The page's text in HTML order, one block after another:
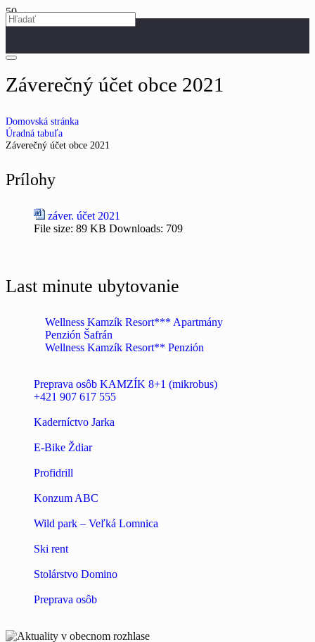
Záverečný účet obce 2021
Domovská stránka
Úradná tabuľa
Záverečný účet obce 2021
Prílohy
záver. účet 2021
File size: 89 KB Downloads: 709
Last minute ubytovanie
Wellness Kamzík Resort*** Apartmány
Penzión Šafrán
Wellness Kamzík Resort** Penzión
Preprava osôb KAMZÍK 8+1 (mikrobus)
+421 907 617 555
Kaderníctvo Jarka
E-Bike Ždiar
Profidrill
Konzum ABC
Wild park – Veľká Lomnica
Ski rent
Stolárstvo Domino
Preprava osôb